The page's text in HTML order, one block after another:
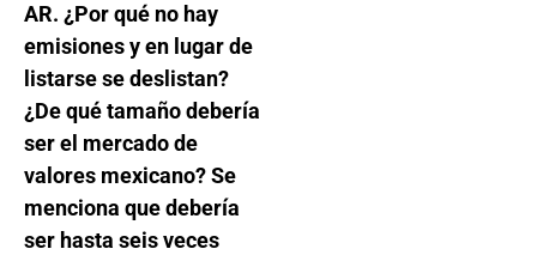
AR. ¿Por qué no hay
emisiones y en lugar de
listarse se deslistan?
¿De qué tamaño debería
ser el mercado de
valores mexicano? Se
menciona que debería
ser hasta seis veces